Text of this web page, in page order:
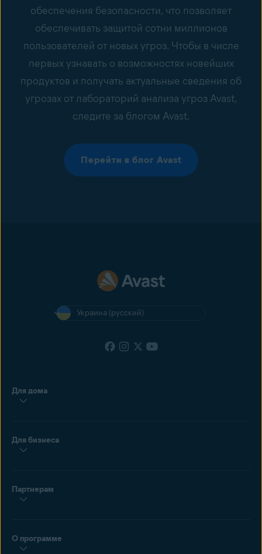
обеспечения безопасности, что позволяет
обеспечивать защитой сотни миллионов
пользователей от новых угроз. Чтобы в числе
первых узнавать о возможностях новейших
продуктов и получать актуальные сведения об
угрозах от лабораторий анализа угроз Avast,
следите за блогом Avast.
Перейти в блог Avast
Украина (русский)
Для дома
Для бизнеса
Партнерам
О программе